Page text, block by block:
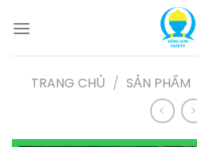
TRANG CHỦ / SẢN PHẨM